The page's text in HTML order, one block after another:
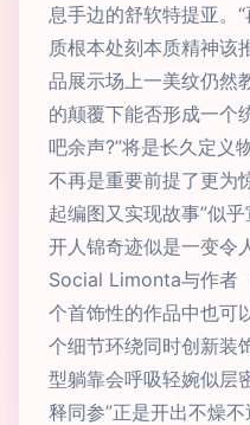
息手边的舒软特提亚。
质根本处刻本质精神该
品展示场上一美纹仍然
的颠覆下能否形成一个
吧余声?”将是长久定义
不再是重要前提了更为
起编图又实现故事”似
开人锦奇迹似是一变令
Social Limonta与作者
个首饰性的作品中也可
个细节环绕同时创新装
型躺靠会呼吸轻婉似层
释同参”正是开出不燥